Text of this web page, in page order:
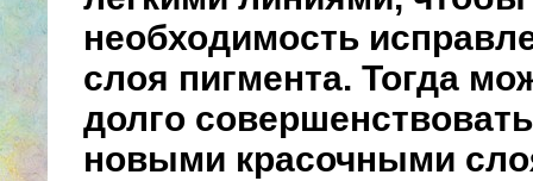
необходимость
слоя пигмента. Тогда
долго
новыми красочными